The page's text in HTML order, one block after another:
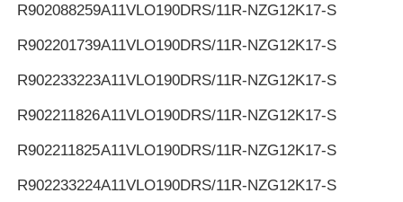
R902088259A11VLO190DRS/11R-NZG12K17-S
R902201739A11VLO190DRS/11R-NZG12K17-S
R902233223A11VLO190DRS/11R-NZG12K17-S
R902211826A11VLO190DRS/11R-NZG12K17-S
R902211825A11VLO190DRS/11R-NZG12K17-S
R902233224A11VLO190DRS/11R-NZG12K17-S